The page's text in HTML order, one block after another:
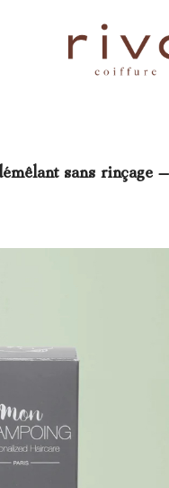
sans rinçage